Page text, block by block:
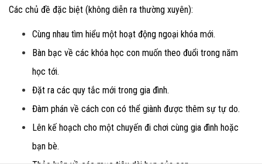
Các chủ đề đặc biệt (không diễn ra thường xuyên):
Cùng nhau tìm hiểu một hoạt động ngoại khóa mới.
Bàn bạc về các khóa học con muốn theo đuổi trong năm
học tới.
Đặt ra các quy tắc mới trong gia đình.
Đàm phán về cách con có thể giành được thêm sự tự do.
Lên kế hoạch cho một chuyến đi chơi cùng gia đình hoặc
bạn bè.